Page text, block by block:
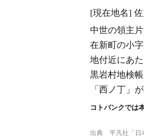
[現在地名]
中世の領主
在新町の小字
地付近にあた
黒岩村地検
「西ノ丁」
コトバンクでは
出典 平凡社「日